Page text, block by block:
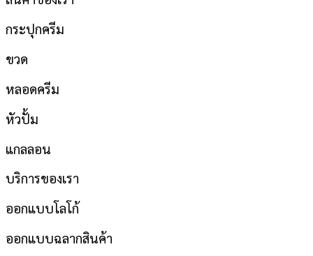
กระปุกครีม
ขวด
หลอดครีม
หัวปั้ม
แกลลอน
บริการของเรา
ออกแบบโลโก้
ออกแบบฉลากสินค้า